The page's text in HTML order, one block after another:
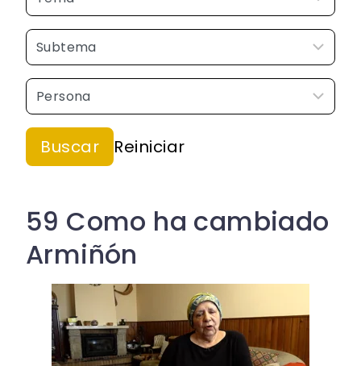
59 Como ha cambiado
Armiñón